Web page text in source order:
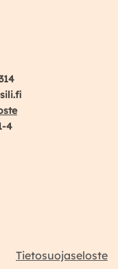
4
Tietosuojaseloste